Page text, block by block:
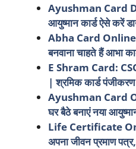
Ayushman Card
आयुष्मान कार्ड ऐसे करें
Abha Card
बनवाना चाहते हैं आभा
E Shram Card:
| श्रमिक कार्ड पंजीकरण
Ayushman Card
घर बैठे बनाएं नया
Life Certificate
अपना जीवन प्रमाण